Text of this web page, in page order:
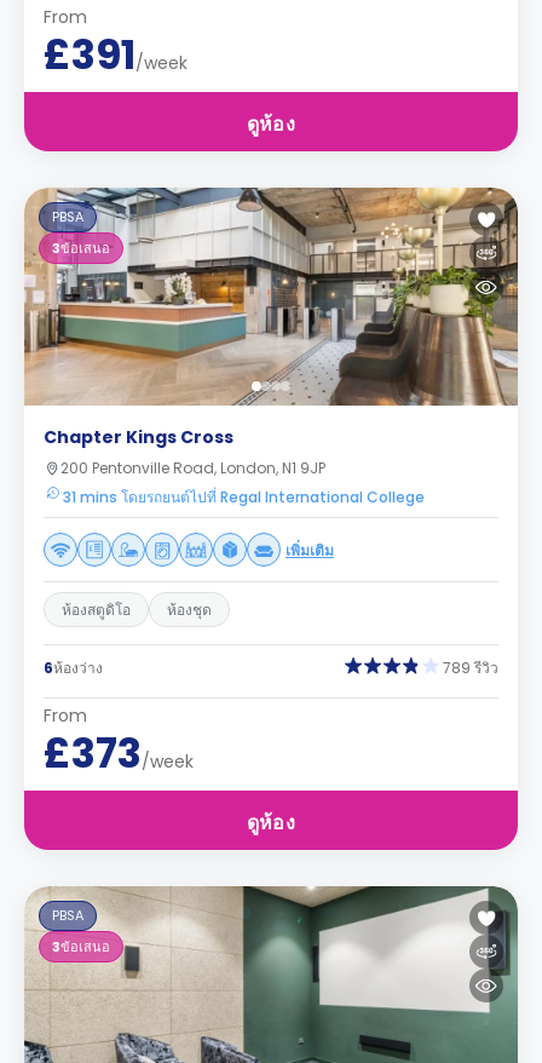
From
£391/week
ดูห้อง
PBSA
3ข้อเสนอ
Chapter Kings Cross
200 Pentonville Road, London, N1 9JP
31 mins โดยรถยนต์ไปที่ Regal International College
เพิ่มเติม
ห้องสตูดิโอ ห้องชุด
6ห้องว่าง 789 รีวิว
From
£373/week
ดูห้อง
PBSA
3ข้อเสนอ